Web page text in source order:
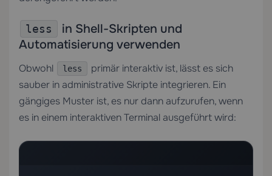
less
in Shell-Skripten und
Automatisierung verwenden
Obwohl less
primär interaktiv ist, lässt es sich
sauber in administrative Skripte integrieren. Ein
gängiges Muster ist, es nur dann aufzurufen, wenn
es in einem interaktiven Terminal ausgeführt wird: